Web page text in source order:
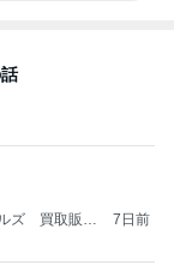
ズ 買取販売
7日前